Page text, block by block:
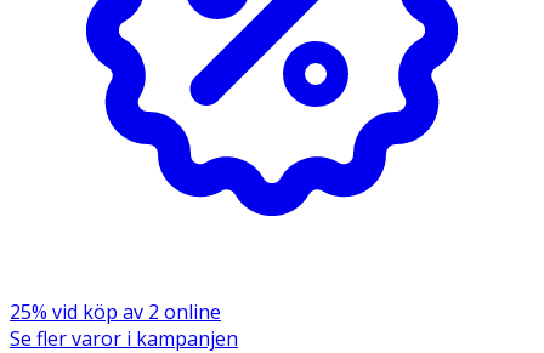
25% vid köp av 2 online
Se fler varor i kampanjen